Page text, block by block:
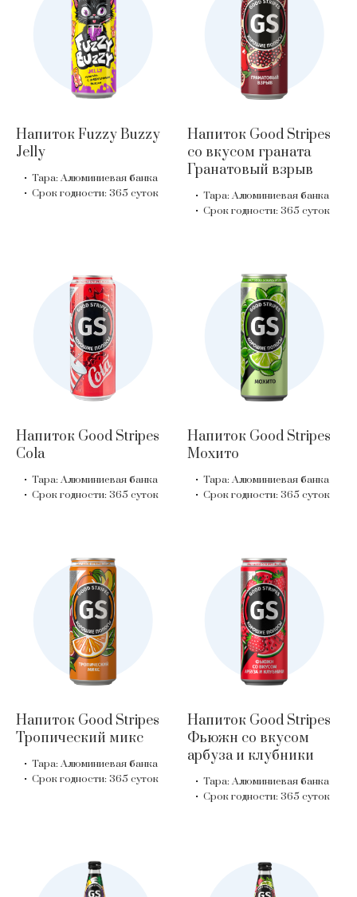
Напиток Fuzzy Buzzy
Jelly
Тара: Алюминиевая банка
Срок годности: 365 суток
Напиток Good Stripes
со вкусом граната
Гранатовый взрыв
Тара: Алюминиевая банка
Срок годности: 365 суток
Напиток Good Stripes
Cola
Тара: Алюминиевая банка
Срок годности: 365 суток
Напиток Good Stripes
Мохито
Тара: Алюминиевая банка
Срок годности: 365 суток
Напиток Good Stripes
Тропический микс
Тара: Алюминиевая банка
Срок годности: 365 суток
Напиток Good Stripes
Фьюжн со вкусом
арбуза и клубники
Тара: Алюминиевая банка
Срок годности: 365 суток